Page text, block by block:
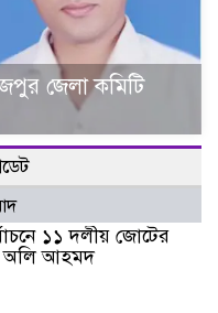
জেলা কমিটি
১১ দলীয় জোটের
অলি আহমদ